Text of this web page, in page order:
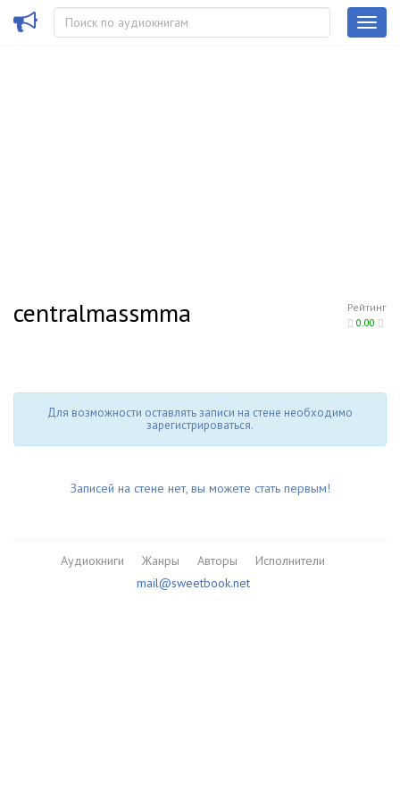
Рейтинг
0.00
centralmassmma
Для возможности оставлять записи на стене необходимо
зарегистрироваться.
Записей на стене нет, вы можете стать первым!
Аудиокниги Жанры Авторы
Исполнители
mail@sweetbook.net